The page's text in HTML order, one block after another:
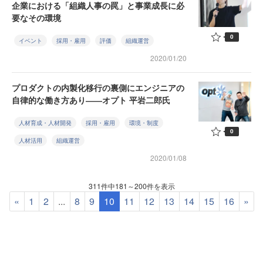
企業における「組織人事の罠」と事業成長に必
要なその環境
イベント 採用・雇用 評価 組織運営
2020/01/20
0
プロダクトの内製化移行の裏側にエンジニアの
自律的な働き方あり――オプト 平岩二郎氏
人材育成・人材開発 採用・雇用 環境・制度
人材活用 組織運営
2020/01/08
0
311件中181～200件を表示
« 1 2 ... 8 9 10 11 12 13 14 15 16 »